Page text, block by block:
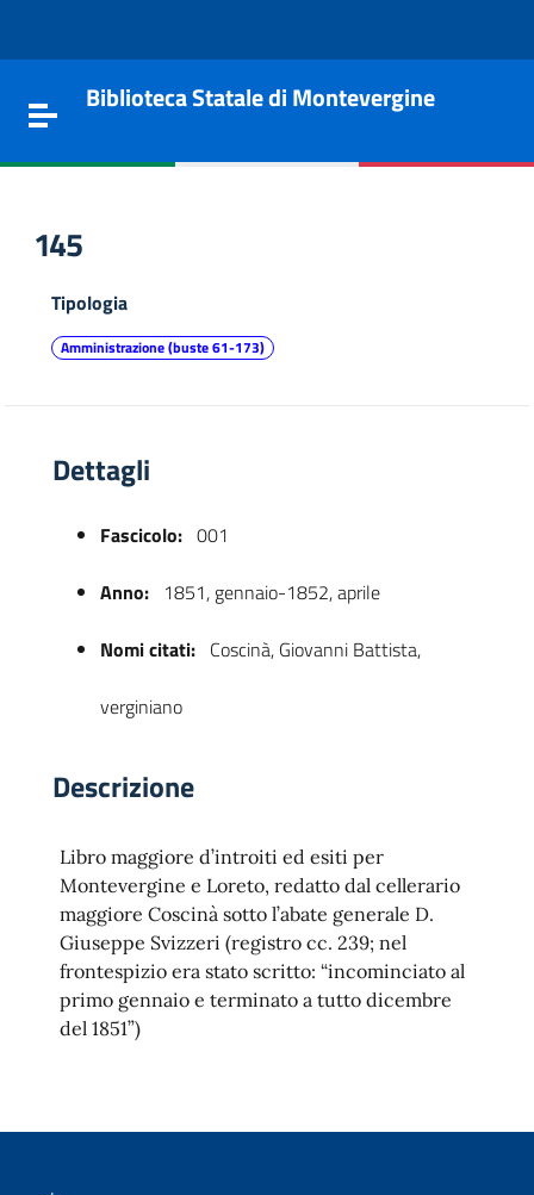
Toggle navigation
Biblioteca Statale di Montevergine
145
Tipologia
Amministrazione (buste 61-173)
Dettagli
Fascicolo: 001
Anno: 1851, gennaio-1852, aprile
Nomi citati: Coscinà, Giovanni Battista,
verginiano
Descrizione
Libro maggiore d’introiti ed esiti per
Montevergine e Loreto, redatto dal cellerario
maggiore Coscinà sotto l’abate generale D.
Giuseppe Svizzeri (registro cc. 239; nel
frontespizio era stato scritto: “incominciato al
primo gennaio e terminato a tutto dicembre
del 1851”)